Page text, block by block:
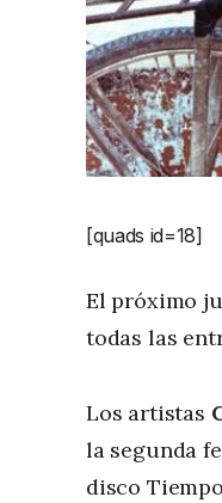
[quads id=18]
El próximo
todas las
Los artistas
la segunda
disco